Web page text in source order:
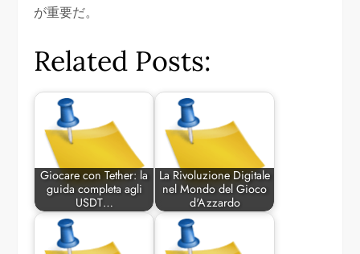
が重要だ。
Related Posts:
Giocare con Tether: la
guida completa agli
USDT…
La Rivoluzione Digitale
nel Mondo del Gioco
d'Azzardo